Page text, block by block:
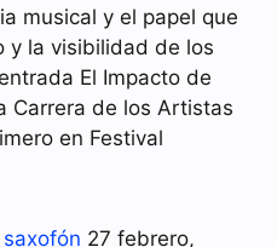
musical y el papel que
y la visibilidad de los
El Impacto de
Carrera de los Artistas
en Festival
27 febrero,